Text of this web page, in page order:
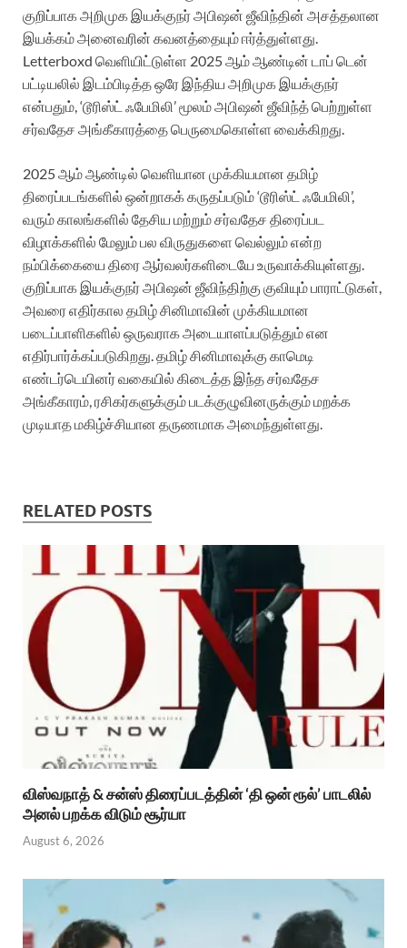
குறிப்பாக அறிமுக இயக்குநர் அபிஷன் ஜீவிந்தின் அசத்தலான
இயக்கம் அனைவரின் கவனத்தையும் ஈர்த்துள்ளது.
Letterboxd வெளியிட்டுள்ள 2025 ஆம் ஆண்டின் டாப் டென்
பட்டியலில் இடம்பிடித்த ஒரே இந்திய அறிமுக இயக்குநர்
என்பதும், ‘டூரிஸ்ட் ஃபேமிலி’ மூலம் அபிஷன் ஜீவிந்த் பெற்றுள்ள
சர்வதேச அங்கீகாரத்தை பெருமைகொள்ள வைக்கிறது.
2025 ஆம் ஆண்டில் வெளியான முக்கியமான தமிழ்
திரைப்படங்களில் ஒன்றாகக் கருதப்படும் ‘டூரிஸ்ட் ஃபேமிலி’,
வரும் காலங்களில் தேசிய மற்றும் சர்வதேச திரைப்பட
விழாக்களில் மேலும் பல விருதுகளை வெல்லும் என்ற
நம்பிக்கையை திரை ஆர்வலர்களிடையே உருவாக்கியுள்ளது.
குறிப்பாக இயக்குநர் அபிஷன் ஜீவிந்திற்கு குவியும் பாராட்டுகள்,
அவரை எதிர்கால தமிழ் சினிமாவின் முக்கியமான
படைப்பாளிகளில் ஒருவராக அடையாளப்படுத்தும் என
எதிர்பார்க்கப்படுகிறது. தமிழ் சினிமாவுக்கு காமெடி
எண்டர்டெயினர் வகையில் கிடைத்த இந்த சர்வதேச
அங்கீகாரம், ரசிகர்களுக்கும் படக்குழுவினருக்கும் மறக்க
முடியாத மகிழ்ச்சியான தருணமாக அமைந்துள்ளது.
RELATED POSTS
விஸ்வநாத் & சன்ஸ் திரைப்படத்தின் ‘தி ஒன் ரூல்’ பாடலில்
அனல் பறக்க விடும் சூர்யா
August 6, 2026